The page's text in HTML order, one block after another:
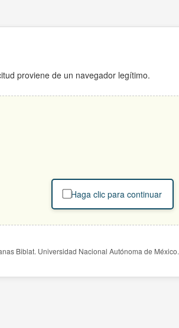
proviene de un navegador legítimo.
Haga clic para continuar
Biblat. Universidad Nacional Autónoma de México.